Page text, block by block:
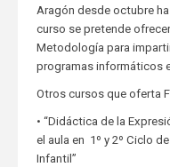
Aragón desde octubre
curso se pretende
Metodología para
programas informáticos
Otros cursos que oferta
• “Didáctica de la
el aula en 1º y 2º Ciclo
Infantil”